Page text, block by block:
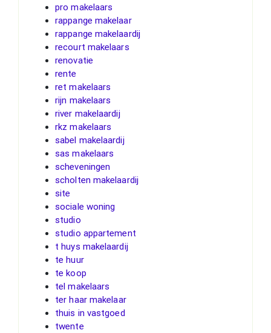
pro makelaars
rappange makelaar
rappange makelaardij
recourt makelaars
renovatie
rente
ret makelaars
rijn makelaars
river makelaardij
rkz makelaars
sabel makelaardij
sas makelaars
scheveningen
scholten makelaardij
site
sociale woning
studio
studio appartement
t huys makelaardij
te huur
te koop
tel makelaars
ter haar makelaar
thuis in vastgoed
twente